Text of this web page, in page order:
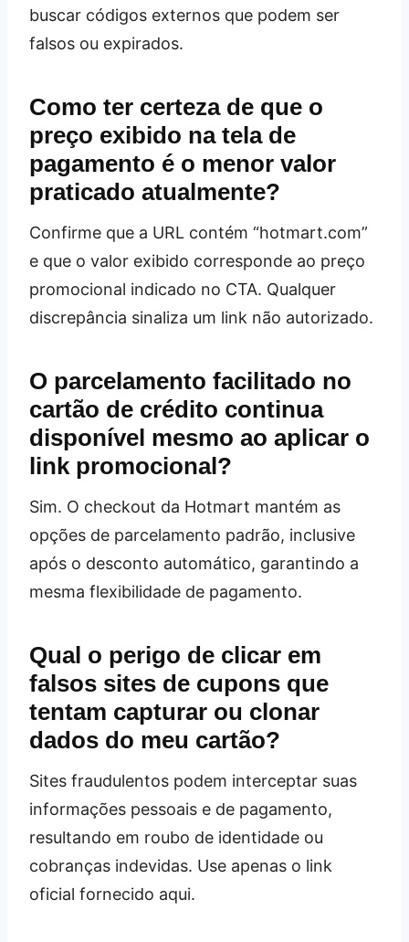
buscar códigos externos que podem ser
falsos ou expirados.
Como ter certeza de que o
preço exibido na tela de
pagamento é o menor valor
praticado atualmente?
Confirme que a URL contém “hotmart.com”
e que o valor exibido corresponde ao preço
promocional indicado no CTA. Qualquer
discrepância sinaliza um link não autorizado.
O parcelamento facilitado no
cartão de crédito continua
disponível mesmo ao aplicar o
link promocional?
Sim. O checkout da Hotmart mantém as
opções de parcelamento padrão, inclusive
após o desconto automático, garantindo a
mesma flexibilidade de pagamento.
Qual o perigo de clicar em
falsos sites de cupons que
tentam capturar ou clonar
dados do meu cartão?
Sites fraudulentos podem interceptar suas
informações pessoais e de pagamento,
resultando em roubo de identidade ou
cobranças indevidas. Use apenas o link
oficial fornecido aqui.